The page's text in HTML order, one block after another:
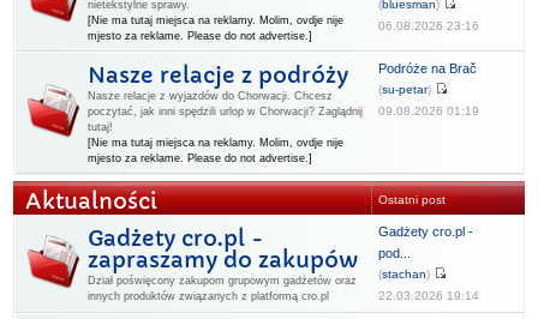
nietekstylne sprawy.
[Nie ma tutaj miejsca na reklamy. Molim, ovdje nije
mjesto za reklame. Please do not advertise.]
(bluesman)
06.08.2026 23:16
Nasze relacje z podróży
Nasze relacje z wyjazdów do Chorwacji. Chcesz
poczytać, jak inni spędzili urlop w Chorwacji? Zaglądnij
tutaj!
[Nie ma tutaj miejsca na reklamy. Molim, ovdje nije
mjesto za reklame. Please do not advertise.]
Podróże na Brač
(su-petar)
09.08.2026 01:19
Aktualności Ostatni post
Gadżety cro.pl -
zapraszamy do zakupów
Dział poświęcony zakupom grupowym gadżetów oraz
innych produktów związanych z platformą cro.pl
Gadżety cro.pl -
pod...
(stachan)
22.03.2026 19:14